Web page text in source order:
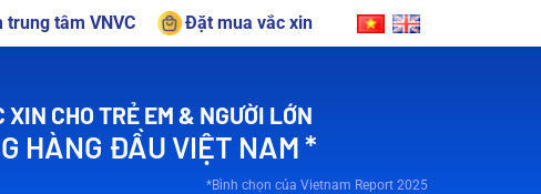
trung tâm VNVC Đặt mua vắc xin
CHO TRẺ EM & NGƯỜI LỚN
HÀNG ĐẦU VIỆT NAM *
*Bình chọn của Vietnam Report 2025